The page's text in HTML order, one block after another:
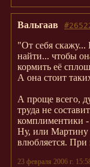
Вальгаав
"От себя
найти... чтобы
кормить её
А она стоит
А проще всего,
труда не
комплиментики -
Ну, или Мартину
влюбляется. При
23 февраля 2006 г.